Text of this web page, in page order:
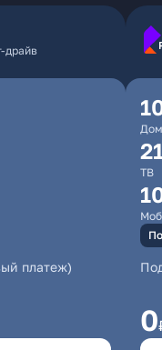
драйв
платеж)
ТВ
0